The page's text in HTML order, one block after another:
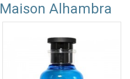
Maison Alhambra